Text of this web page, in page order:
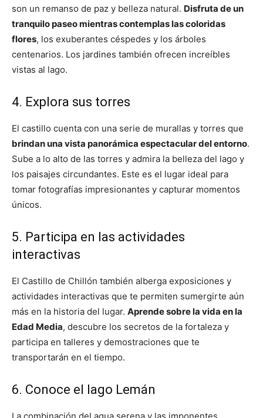
son un remanso de paz y belleza natural. Disfruta de un
tranquilo paseo mientras contemplas las coloridas
flores, los exuberantes céspedes y los árboles
centenarios. Los jardines también ofrecen increíbles
vistas al lago.
4. Explora sus torres
El castillo cuenta con una serie de murallas y torres que
brindan una vista panorámica espectacular del entorno.
Sube a lo alto de las torres y admira la belleza del lago y
los paisajes circundantes. Este es el lugar ideal para
tomar fotografías impresionantes y capturar momentos
únicos.
5. Participa en las actividades
interactivas
El Castillo de Chillón también alberga exposiciones y
actividades interactivas que te permiten sumergirte aún
más en la historia del lugar. Aprende sobre la vida en la
Edad Media, descubre los secretos de la fortaleza y
participa en talleres y demostraciones que te
transportarán en el tiempo.
6. Conoce el lago Lemán